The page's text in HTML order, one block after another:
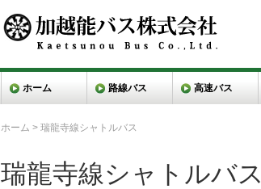
ホーム 路線バス 高速バス
ホーム > 瑞龍寺線シャトルバス
瑞龍寺線シャトルバス